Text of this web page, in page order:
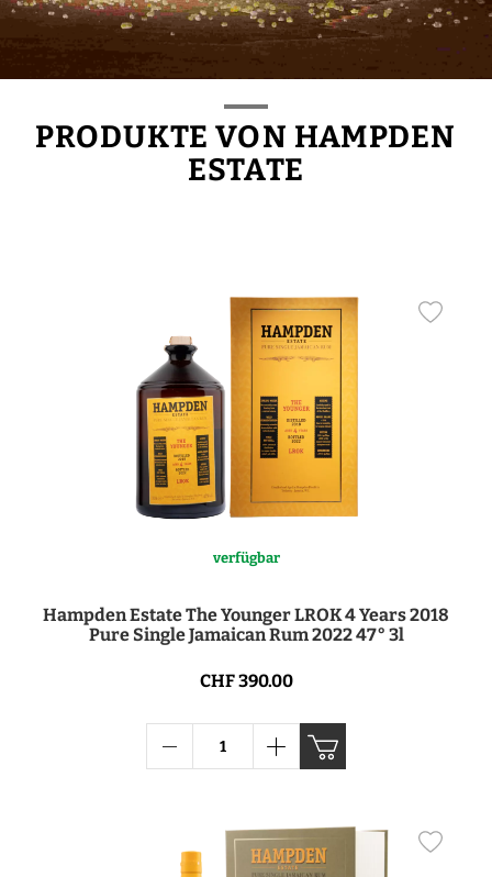
PRODUKTE VON HAMPDEN
ESTATE
verfügbar
Hampden Estate The Younger LROK 4 Years 2018
Pure Single Jamaican Rum 2022 47° 3l
CHF 390.00